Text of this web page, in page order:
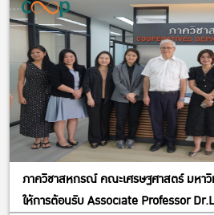
ภาควิชาสหกรณ์ คณะเศรษฐศาสตร์ มหา
ให้การต้อนรับ Associate Professor